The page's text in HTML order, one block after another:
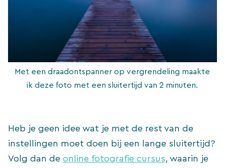
Met een draadontspanner op vergrendeling maakte
ik deze foto met een sluitertijd van 2 minuten.
Heb je geen idee wat je met de rest van de
instellingen moet doen bij een lange sluitertijd?
Volg dan de online fotografie cursus, waarin je